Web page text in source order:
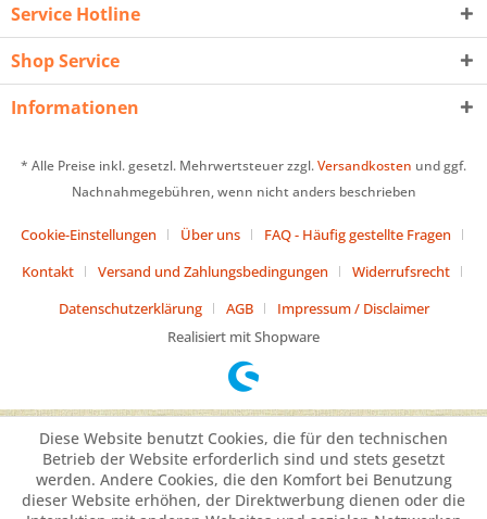
Service Hotline
Shop Service
Informationen
* Alle Preise inkl. gesetzl. Mehrwertsteuer zzgl.Versandkosten und ggf.
Nachnahmegebühren, wenn nicht anders beschrieben
Cookie-Einstellungen Über uns
FAQ - Häufig gestellte Fragen
Kontakt
Versand und Zahlungsbedingungen
Widerrufsrecht
Datenschutzerklärung
AGB
Impressum / Disclaimer
Realisiert mit Shopware
Diese Website benutzt Cookies, die für den technischen
Betrieb der Website erforderlich sind und stets gesetzt
werden. Andere Cookies, die den Komfort bei Benutzung
dieser Website erhöhen, der Direktwerbung dienen oder die